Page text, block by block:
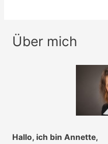
Über mich
Hallo, ich bin Annette,
K
r